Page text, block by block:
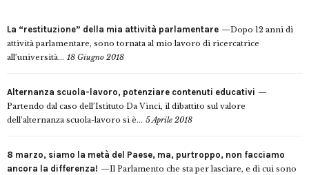
La “restituzione” della mia attività parlamentare
Dopo 12 anni di
attività parlamentare, sono tornata al mio lavoro di ricercatrice
all’università... 18 Giugno 2018
Alternanza scuola-lavoro, potenziare contenuti educativi
Partendo dal caso dell’Istituto Da Vinci, il dibattito sul valore
dell’alternanza scuola-lavoro si è... 5 Aprile 2018
8 marzo, siamo la metà del Paese, ma, purtroppo, non facciamo
ancora la differenza!
Il Parlamento che sta per lasciare, e di cui sono